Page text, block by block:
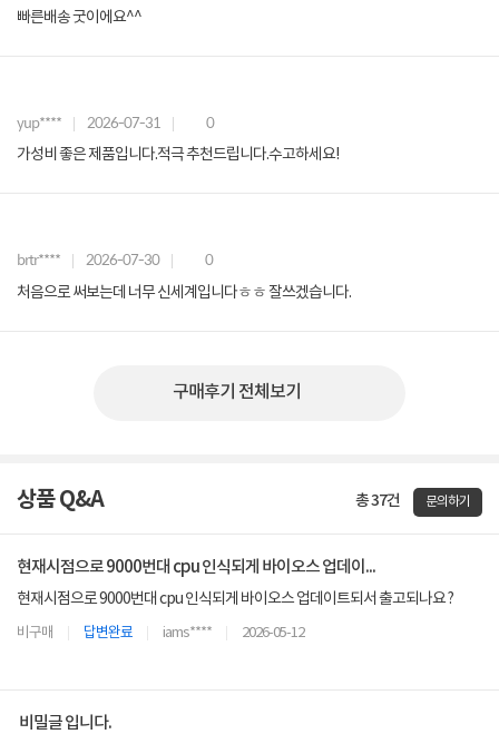
빠른배송 굿이에요^^
yup**** 2026-07-31 0
가성비 좋은 제품입니다.적극 추천드립니다.수고하세요!
brtr**** 2026-07-30 0
처음으로 써보는데 너무 신세계입니다ㅎㅎ 잘쓰겠습니다.
구매후기 전체보기
상품 Q&A 총 37건 문의하기
현재시점으로 9000번대 cpu 인식되게 바이오스 업데이...
현재시점으로 9000번대 cpu 인식되게 바이오스 업데이트되서 출고되나요 ?
비구매 답변완료 iams**** 2026-05-12
비밀글 입니다.